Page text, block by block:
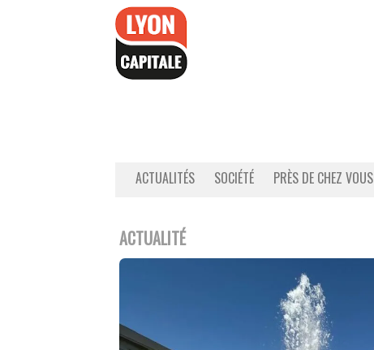
ACTUALITÉS SOCIÉTÉ PRÈS DE CHEZ VOUS
ACTUALITÉ